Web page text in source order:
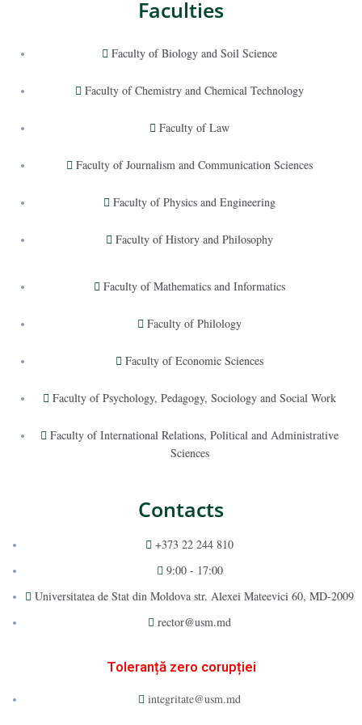
Faculties
Faculty of Biology and Soil Science
Faculty of Chemistry and Chemical Technology
Faculty of Law
Faculty of Journalism and Communication Sciences
Faculty of Physics and Engineering
Faculty of History and Philosophy
Faculty of Mathematics and Informatics
Faculty of Philology
Faculty of Economic Sciences
Faculty of Psychology, Pedagogy, Sociology and Social Work
Faculty of International Relations, Political and Administrative
Sciences
Contacts
+373 22 244 810
9:00 - 17:00
Universitatea de Stat din Moldova str. Alexei Mateevici 60, MD-2009
rector@usm.md
Toleranță zero corupției
integritate@usm.md